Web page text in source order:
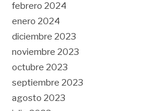
febrero 2024
enero 2024
diciembre 2023
noviembre 2023
octubre 2023
septiembre 2023
agosto 2023